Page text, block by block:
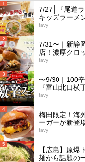
1
7/27│『尾道
キッズラーメ
favy
2
7/31〜｜新静
店！濃厚クロ
favy
3
〜9/30｜100
『富山北口横
favy
4
梅田限定！海
ーガーが新登
favy
5
【広島】原
麺から話題の